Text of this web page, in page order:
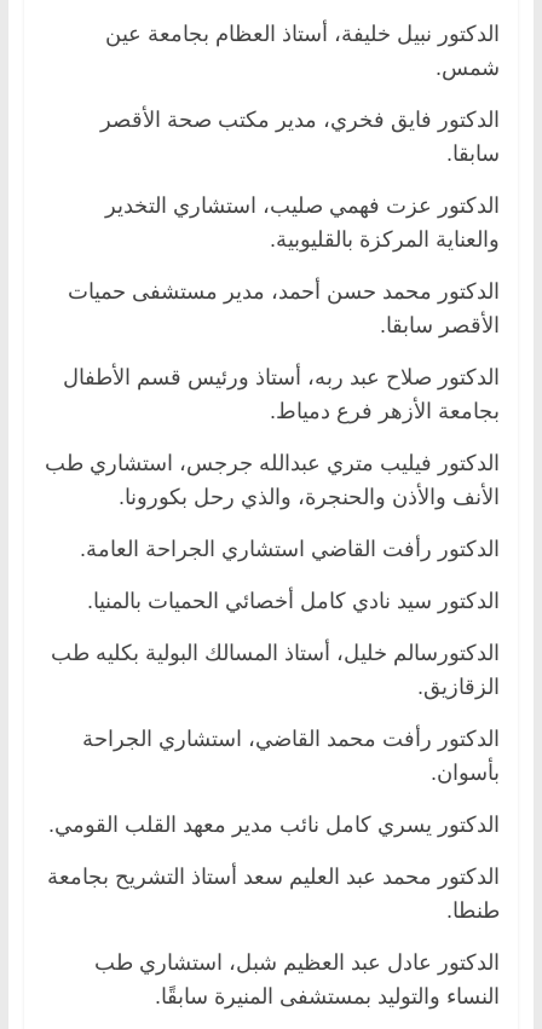
الدكتور نبيل خليفة، أستاذ العظام بجامعة عين
شمس.
الدكتور فايق فخري، مدير مكتب صحة الأقصر
سابقا.
الدكتور عزت فهمي صليب، استشاري التخدير
والعناية المركزة بالقليوبية.
الدكتور محمد حسن أحمد، مدير مستشفى حميات
الأقصر سابقا.
الدكتور صلاح عبد ربه، أستاذ ورئيس قسم الأطفال
بجامعة الأزهر فرع دمياط.
الدكتور فيليب متري عبدالله جرجس، استشاري طب
الأنف والأذن والحنجرة، والذي رحل بكورونا.
الدكتور رأفت القاضي استشاري الجراحة العامة.
الدكتور سيد نادي كامل أخصائي الحميات بالمنيا.
الدكتورسالم خليل، أستاذ المسالك البولية بكليه طب
الزقازيق.
الدكتور رأفت محمد القاضي، استشاري الجراحة
بأسوان.
الدكتور يسري كامل نائب مدير معهد القلب القومي.
الدكتور محمد عبد العليم سعد أستاذ التشريح بجامعة
طنطا.
الدكتور عادل عبد العظيم شبل، استشاري طب
النساء والتوليد بمستشفى المنيرة سابقًا.